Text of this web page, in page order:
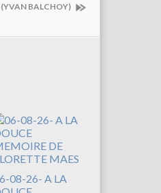
BALCHOY)
08-26- A LA